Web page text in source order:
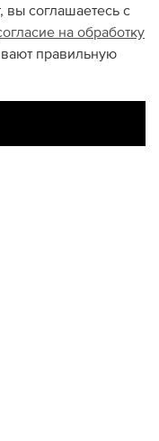
вы соглашаетесь с
на обработку
правильную